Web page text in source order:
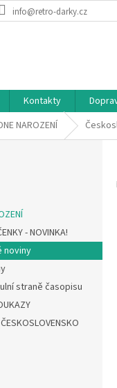
info@retro-darky.cz
Kontakty
NAROZENÍ
- NOVINKA!
noviny
straně časopisu